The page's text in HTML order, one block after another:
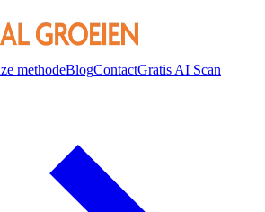
methodeBlogContactGratis AI Scan